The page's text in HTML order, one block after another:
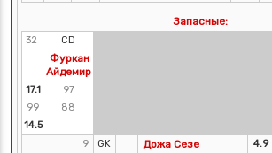
Запасные:
32 CD
Фуркан
Айдемир
17.1
97
99
88
14.5
9
GK Дожа Сезе 4.9